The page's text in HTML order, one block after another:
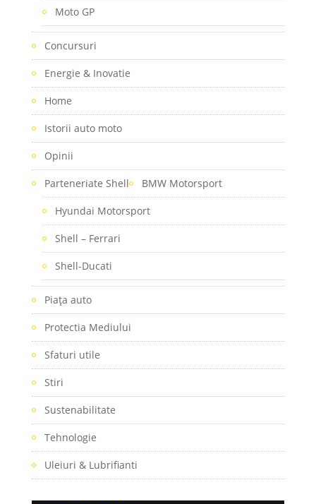
Moto GP
Concursuri
Energie & Inovatie
Home
Istorii auto moto
Opinii
Parteneriate Shell BMW Motorsport
Hyundai Motorsport
Shell – Ferrari
Shell-Ducati
Piaţa auto
Protectia Mediului
Sfaturi utile
Stiri
Sustenabilitate
Tehnologie
Uleiuri & Lubrifianti